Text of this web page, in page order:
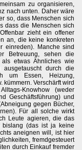
zu organisieren,
nach unten. Daher wäre
so, dass Menschen sich
dass die Menschen sich
zieht ein offener
an, die keine konkreten
einreden). Manche sind
Betreuung, sehen die
etwas Ähnliches wie
durch die
um Essen, Heizung,
kümmern. Verschärft wird
Knowhow (weder
Geschäftsführung) und
gegen Bücher,
Für all solche wirkt
Leute agieren, die das
bislang (das ist ja keine
aneignen will, ist hier
fremdgesteuert
durch Einkauf fremder